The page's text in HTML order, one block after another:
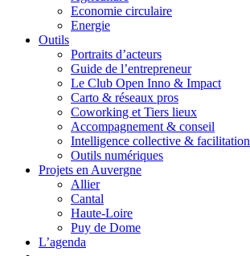
Economie circulaire
Energie
Outils
Portraits d’acteurs
Guide de l’entrepreneur
Le Club Open Inno & Impact
Carto & réseaux pros
Coworking et Tiers lieux
Accompagnement & conseil
Intelligence collective & facilitation
Outils numériques
Projets en Auvergne
Allier
Cantal
Haute-Loire
Puy de Dome
L’agenda